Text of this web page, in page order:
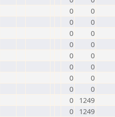
0
0
0
0
0
0
0
0
0
0
0
0
0
0
0
0
0
1249
0
1249